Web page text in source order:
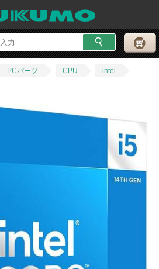
PCパーツ CPU
intel